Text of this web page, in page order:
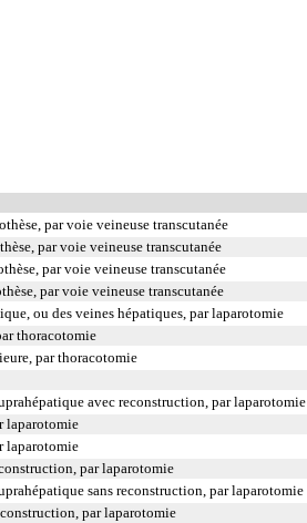
par voie veineuse transcutanée
par voie veineuse transcutanée
par voie veineuse transcutanée
par voie veineuse transcutanée
ou des veines hépatiques, par laparotomie
thoracotomie
par thoracotomie
avec reconstruction, par laparotomie
laparotomie
laparotomie
par laparotomie
sans reconstruction, par laparotomie
par laparotomie